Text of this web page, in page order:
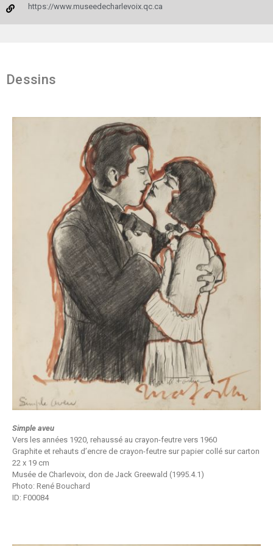
https://www.museedecharlevoix.qc.ca
Dessins
Simple aveu
Vers les années 1920, rehaussé au crayon-feutre vers 1960
Graphite et rehauts d’encre de crayon-feutre sur papier collé sur carton
22 x 19 cm
Musée de Charlevoix, don de Jack Greewald (1995.4.1)
Photo: René Bouchard
ID: F00084